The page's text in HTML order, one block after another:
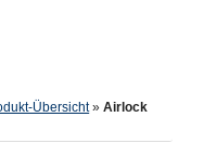
Übersicht»Airlock